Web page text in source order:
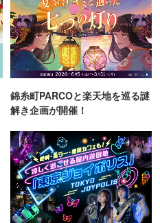
錦糸町PARCOと楽天地を巡る謎
解き企画が開催！